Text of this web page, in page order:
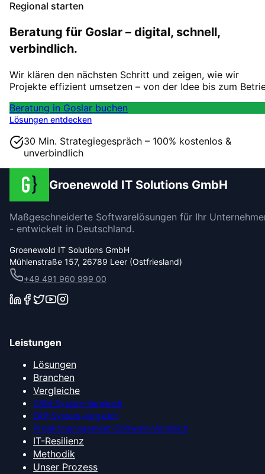
Regional starten
Beratung für Goslar – digital, schnell,
verbindlich.
Wir klären den nächsten Schritt und zeigen, wie wir
Projekte effizient umsetzen – von der Idee bis zum
Beratung in Goslar buchen
Lösungen entdecken
30 Min. Strategiegespräch – 100% kostenlos &
unverbindlich
Groenewold IT Solutions GmbH
Maßgeschneiderte Softwarelösungen für Ihr
- entwickelt in Deutschland.
Groenewold IT Solutions GmbH
Mühlenstraße 157, 26789 Leer (Ostfriesland)
+49 491 960 999 00
Leistungen
Lösungen
Branchen
Vergleiche
CRM-System-Vergleich
ERP-System-Vergleich
Projektmanagement-Software-Vergleich
IT-Resilienz
Methodik
Unser Prozess